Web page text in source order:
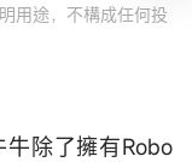
用途，不構成任何投
除了擁有Robo